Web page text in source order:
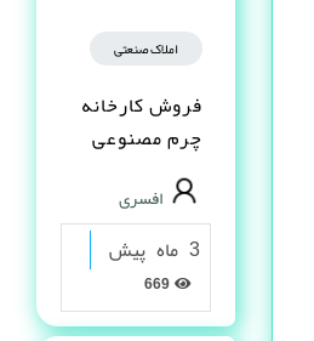
املاک صنعتی
فروش کارخانه
چرم مصنوعى
PVC در شیراز
افسری
3 ماه پیش